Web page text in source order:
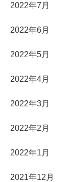
2022年7月
2022年6月
2022年5月
2022年4月
2022年3月
2022年2月
2022年1月
2021年12月